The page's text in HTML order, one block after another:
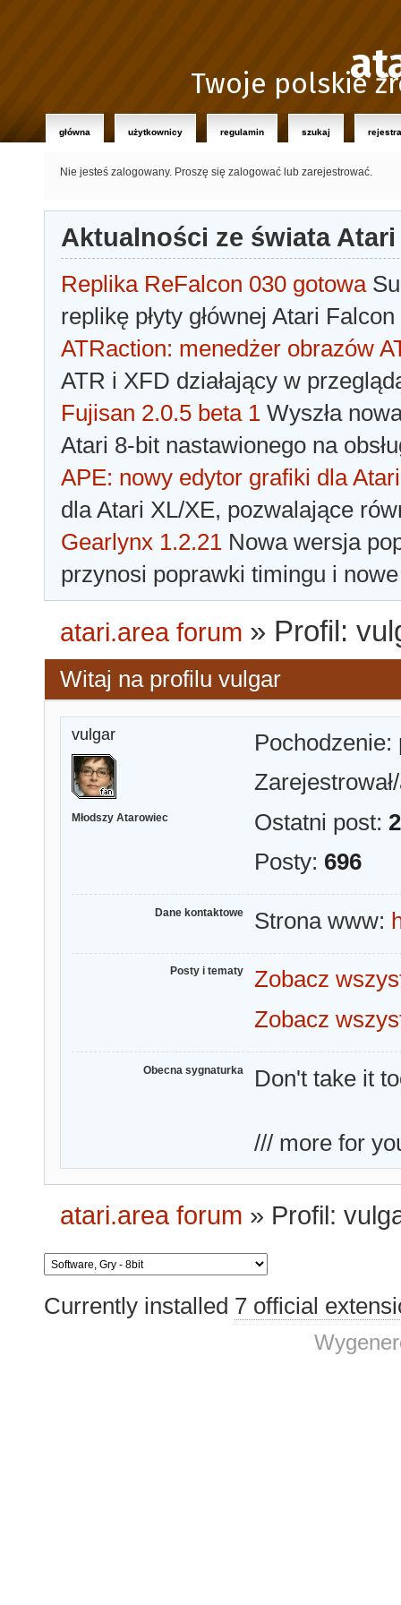
Twoje polskie
główna użytkownicy regulamin szukaj
Nie jesteś zalogowany. Proszę się zalogować lub zarejestrować.
Aktualności ze świata Atari
Replika ReFalcon 030 gotowa
replikę płyty głównej Atari
ATRaction: menedżer obrazów
ATR i XFD działający w
Fujisan 2.0.5 beta 1 Wyszła
Atari 8-bit nastawionego na
APE: nowy edytor grafiki dla Atari
dla Atari XL/XE, pozwalające
Gearlynx 1.2.21 Nowa wersja
przynosi poprawki timingu i
atari.area forum » Profil:
Witaj na profilu vulgar
vulgar
Młodszy Atarowiec
Pochodzenie:
Ostatni post:
Posty: 696
Dane kontaktowe Strona www:
Posty i tematy
Zobacz
Zobacz
Obecna sygnaturka Don't take it
/// more for
atari.area forum » Profil:
Currently installed 7 official